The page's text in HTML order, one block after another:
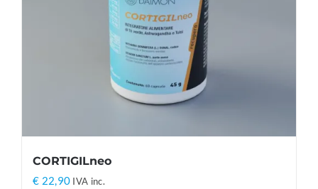
CORTIGILneo
€ 22,90 IVA inc.